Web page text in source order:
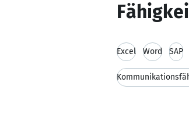
Excel Word SAP